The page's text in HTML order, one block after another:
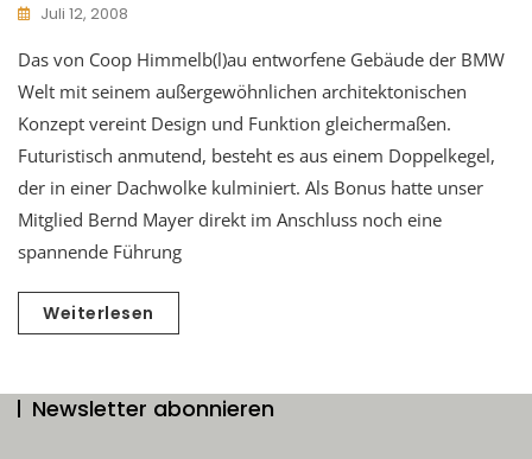
Juli 12, 2008
Das von Coop Himmelb(l)au entworfene Gebäude der BMW
Welt mit seinem außergewöhnlichen architektonischen
Konzept vereint Design und Funktion gleichermaßen.
Futuristisch anmutend, besteht es aus einem Doppelkegel,
der in einer Dachwolke kulminiert. Als Bonus hatte unser
Mitglied Bernd Mayer direkt im Anschluss noch eine
spannende Führung
Weiterlesen
Newsletter abonnieren